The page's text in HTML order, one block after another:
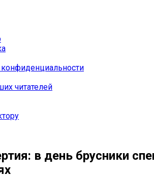
конфиденциальности
читателей
в день брусники